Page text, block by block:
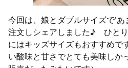
今回は、娘とダブルサイズで’
注文しシェアしました♪ ひと
にはキッズサイズもおすすめ
い酸味と甘さでとても美味しか